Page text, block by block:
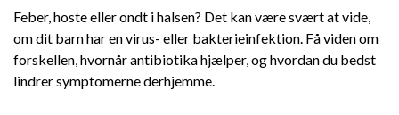
Feber, hoste eller ondt i halsen? Det kan være svært at vide,
om dit barn har en virus- eller bakterieinfektion. Få viden om
forskellen, hvornår antibiotika hjælper, og hvordan du bedst
lindrer symptomerne derhjemme.